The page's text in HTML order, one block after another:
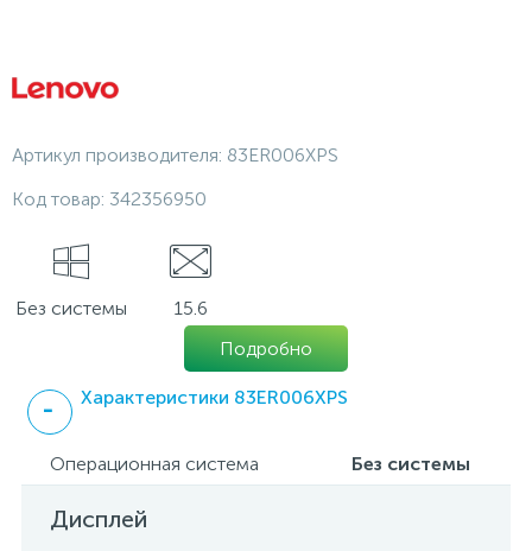
Артикул производителя: 83ER006XPS
Код товар: 342356950
Без системы
15.6
Подробно
Характеристики 83ER006XPS
Операционная система Без системы
Дисплей